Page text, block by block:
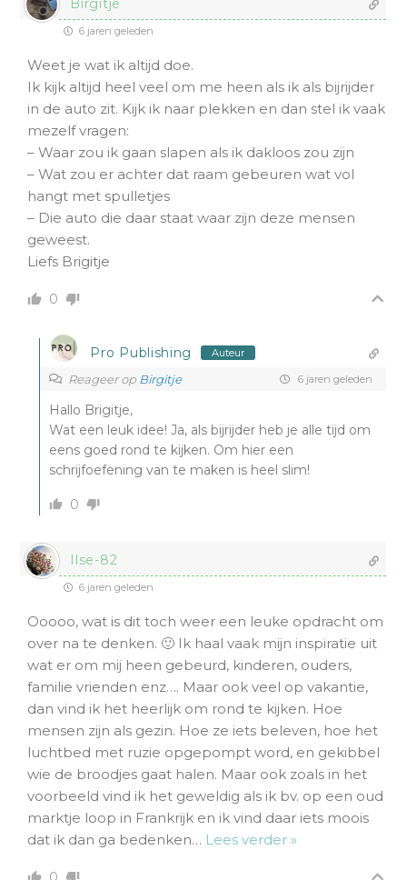
6 jaren geleden
Weet je wat ik altijd doe.
Ik kijk altijd heel veel om me heen als ik als bijrijder
in de auto zit. Kijk ik naar plekken en dan stel ik vaak
mezelf vragen:
– Waar zou ik gaan slapen als ik dakloos zou zijn
– Wat zou er achter dat raam gebeuren wat vol
hangt met spulletjes
– Die auto die daar staat waar zijn deze mensen
geweest.
Liefs Brigitje
0
Pro Publishing Auteur
Reageer op Birgitje 6 jaren geleden
Hallo Brigitje,
Wat een leuk idee! Ja, als bijrijder heb je alle tijd om
eens goed rond te kijken. Om hier een
schrijfoefening van te maken is heel slim!
0
Ilse-82
6 jaren geleden
Ooooo, wat is dit toch weer een leuke opdracht om
over na te denken. 🙂 Ik haal vaak mijn inspiratie uit
wat er om mij heen gebeurd, kinderen, ouders,
familie vrienden enz…. Maar ook veel op vakantie,
dan vind ik het heerlijk om rond te kijken. Hoe
mensen zijn als gezin. Hoe ze iets beleven, hoe het
luchtbed met ruzie opgepompt word, en gekibbel
wie de broodjes gaat halen. Maar ook zoals in het
voorbeeld vind ik het geweldig als ik bv. op een oud
marktje loop in Frankrijk en ik vind daar iets moois
dat ik dan ga bedenken… Lees verder »